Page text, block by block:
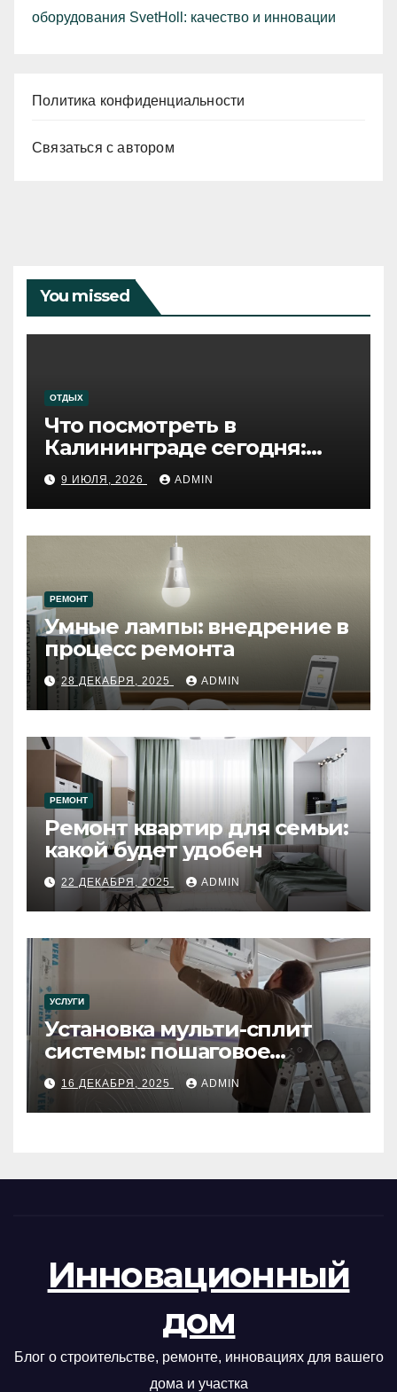
оборудования SvetHoll: качество и инновации
Политика конфиденциальности
Связаться с автором
You missed
ОТДЫХ
Что посмотреть в
Калининграде сегодня:
путеводитель по самому
западному городу России
9 ИЮЛЯ, 2026 ADMIN
РЕМОНТ
Умные лампы: внедрение в
процесс ремонта
28 ДЕКАБРЯ, 2025 ADMIN
РЕМОНТ
Ремонт квартир для семьи:
какой будет удобен
22 ДЕКАБРЯ, 2025 ADMIN
УСЛУГИ
Установка мульти-сплит
системы: пошаговое
руководство
16 ДЕКАБРЯ, 2025 ADMIN
Инновационный
дом
Блог о строительстве, ремонте, инновациях для вашего
дома и участка